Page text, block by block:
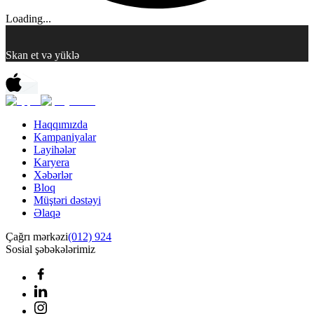
Loading...
Skan et və yüklə
Haqqımızda
Kampaniyalar
Layihələr
Karyera
Xəbərlər
Bloq
Müştəri dəstəyi
Əlaqə
Çağrı mərkəzi(012) 924
Sosial şəbəkələrimiz